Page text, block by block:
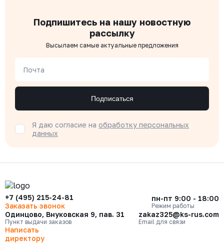
Подпишитесь на нашу новостную
рассылку
Высылаем самые актуальные предложения
Почта
Подписаться
Я даю согласие на обработку персональных
данных
+7 (495) 215-24-81
Заказать звонок
пн-пт 9:00 - 18:00
Режим работы
Одинцово, Внуковская 9, пав. 31
Пункт выдачи заказов
zakaz325@ks-rus.com
Email для связи
Написать
директору